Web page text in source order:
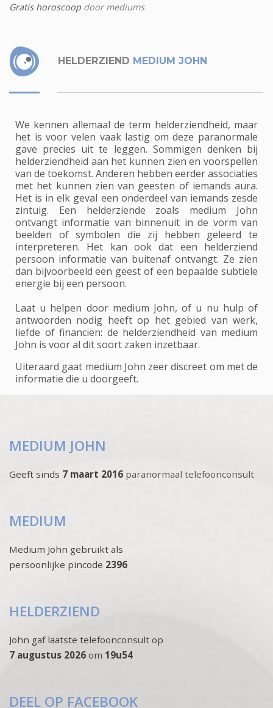
Gratis horoscoopdoor mediums
HELDERZIEND MEDIUM JOHN
We kennen allemaal de term helderziendheid, maar
het is voor velen vaak lastig om deze paranormale
gave precies uit te leggen. Sommigen denken bij
helderziendheid aan het kunnen zien en voorspellen
van de toekomst. Anderen hebben eerder associaties
met het kunnen zien van geesten of iemands aura.
Het is in elk geval een onderdeel van iemands zesde
zintuig. Een helderziende zoals medium John
ontvangt informatie van binnenuit in de vorm van
beelden of symbolen die zij hebben geleerd te
interpreteren. Het kan ook dat een helderziend
persoon informatie van buitenaf ontvangt. Ze zien
dan bijvoorbeeld een geest of een bepaalde subtiele
energie bij een persoon.
Laat u helpen door medium John, of u nu hulp of
antwoorden nodig heeft op het gebied van werk,
liefde of financiën: de helderziendheid van medium
John is voor al dit soort zaken inzetbaar.
Uiteraard gaat medium John zeer discreet om met de
informatie die u doorgeeft.
MEDIUM JOHN
Geeft sinds 7 maart 2016 paranormaal telefoonconsult
MEDIUM
Medium John gebruikt als
persoonlijke pincode 2396
HELDERZIEND
John gaf laatste telefoonconsult op
7 augustus 2026 om 19u54
DEEL OP FACEBOOK